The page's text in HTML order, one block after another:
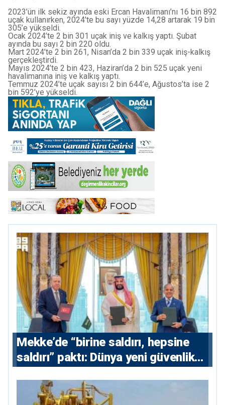
2023’ün ilk sekiz ayında eski Ercan Havalimanı’nı 16 bin 892
uçak kullanırken, 2024’te bu sayı yüzde 14,28 artarak 19 bin
305’e yükseldi.
Ocak 2024’te 2 bin 301 uçak iniş ve kalkış yaptı. Şubat
ayında bu sayı 2 bin 220 oldu.
Mart 2024’te 2 bin 261, Nisan’da 2 bin 339 uçak iniş-kalkış
gerçekleştirdi.
Mayıs 2024’te 2 bin 423, Haziran’da 2 bin 525 uçak yeni
havalimanına iniş ve kalkış yaptı.
Temmuz 2024’te uçak sayısı 2 bin 644’e, Ağustos’ta ise 2
bin 592’ye yükseldi.
Mekke’de “birine saldırı, hepsine
saldırı” paktı: Dünya yeni güvenlik